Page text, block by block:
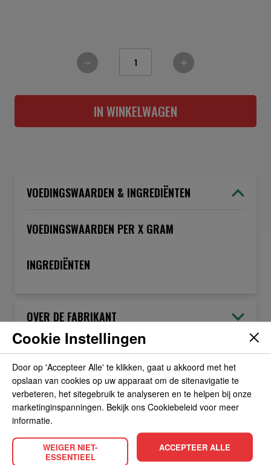
IN WINKELWAGEN
VOEDINGSWAARDEN & INGREDIËNTEN
VOEDINGSWAARDEN PER X GRAM
INGREDIËNTEN
OVER DE FABRIKANT
ALLERGIEËN
OVERIGE INFORMATIE
Cookie Instellingen
Door op 'Accepteer Alle' te klikken, gaat u akkoord met het
opslaan van cookies op uw apparaat om de sitenavigatie te
verbeteren, het sitegebruik te analyseren en te helpen bij onze
marketinginspanningen. Bekijk ons Cookiebeleid voor meer
informatie.
WEIGER NIET-
ESSENTIEEL
ACCEPTEER ALLE